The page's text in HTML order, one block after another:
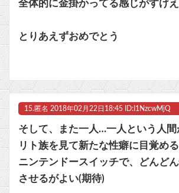
全体的に金掛かってる感じがすげ
とりあえずおめでとう
15. 匿名 2018年02月22日18:45 ID:I1NzcwMjQ
そして、また一人…一人という人
リト族を見て新たな性癖に目覚め
ニンテンドースイッチで、どんど
させるがよい(期待)